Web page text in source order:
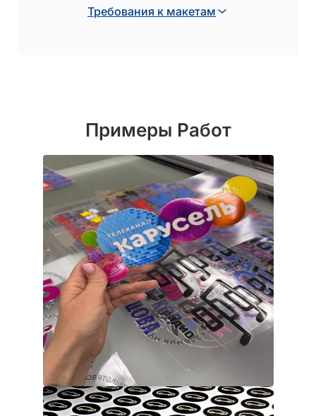
Требования к макетам
Примеры Работ